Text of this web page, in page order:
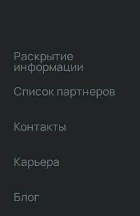
Раскрытие
информации
Список партнеров
Контакты
Карьера
Блог